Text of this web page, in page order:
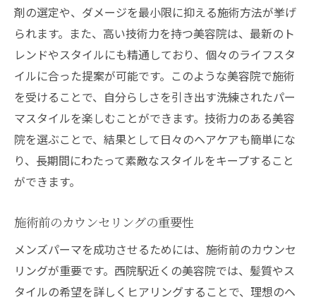
剤の選定や、ダメージを最小限に抑える施術方法が挙げ
られます。また、高い技術力を持つ美容院は、最新のト
レンドやスタイルにも精通しており、個々のライフスタ
イルに合った提案が可能です。このような美容院で施術
を受けることで、自分らしさを引き出す洗練されたパー
マスタイルを楽しむことができます。技術力のある美容
院を選ぶことで、結果として日々のヘアケアも簡単にな
り、長期間にわたって素敵なスタイルをキープすること
ができます。
施術前のカウンセリングの重要性
メンズパーマを成功させるためには、施術前のカウンセ
リングが重要です。西院駅近くの美容院では、髪質やス
タイルの希望を詳しくヒアリングすることで、理想のヘ